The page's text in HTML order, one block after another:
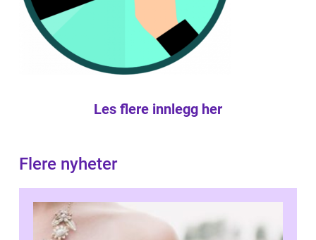
Les flere innlegg her
Flere nyheter